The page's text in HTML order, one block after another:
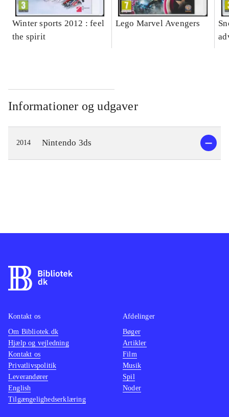
Winter sports 2012 : feel
the spirit
Lego Marvel Avengers
Informationer og udgaver
2014 Nintendo 3ds
Kontakt os
Om Bibliotek.dk
Hjælp og vejledning
Kontakt os
Privatlivspolitik
Leverandører
English
Tilgængelighedserklæring
Afdelinger
Bøger
Artikler
Film
Musik
Spil
Noder